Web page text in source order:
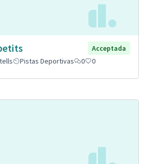
Acceptada
Pistas Deportivas 0 0